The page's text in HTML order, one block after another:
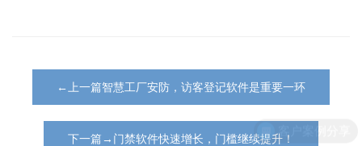
←上一篇智慧工厂安防，访客登记软件是重要一环
下一篇→门禁软件快速增长，门槛继续提升！